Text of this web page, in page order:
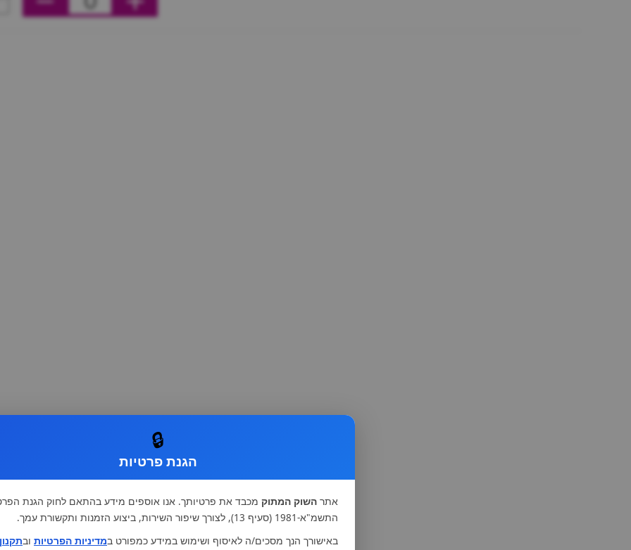
🔒
הגנת פרטיות
אתר השוק המתוק מכבד את פרטיותך. אנו אוספים מידע בהתאם לחוק הגנת
התשמ"א-1981 (סעיף 13), לצורך שיפור השירות, ביצוע הזמנות ותקשורת עמך.
באישורך הנך מסכים/ה לאיסוף ושימוש במידע כמפורט במדיניות הפרטיות ובתקנון